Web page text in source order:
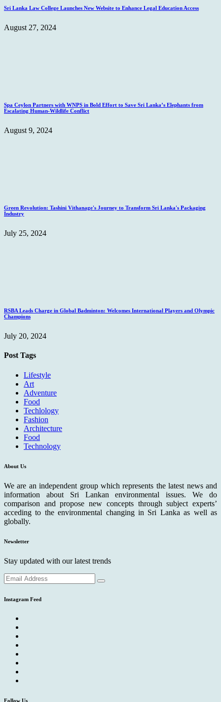
Sri Lanka Law College Launches New Website to Enhance Legal Education Access
August 27, 2024
Spa Ceylon Partners with WNPS in Bold Effort to Save Sri Lanka’s Elephants from
Escalating Human-Wildlife Conflict
August 9, 2024
Green Revolution: Tashini Vithanage's Journey to Transform Sri Lanka's Packaging
Industry
July 25, 2024
RSBA Leads Charge in Global Badminton: Welcomes International Players and Olympic
Champions
July 20, 2024
Post Tags
Lifestyle
Art
Adventure
Food
Techlology
Fashion
Architecture
Food
Technology
About Us
We are an independent group which represents the latest news and
information about Sri Lankan environmental issues. We do
comparison and propose new concepts through subject experts’
acceding to the environmental changing in Sri Lanka as well as
globally.
Newsletter
Stay updated with our latest trends
Instagram Feed
Follow Us